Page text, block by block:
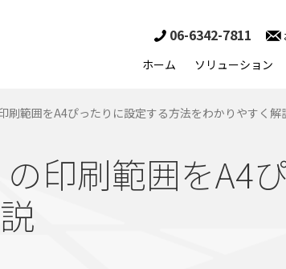
ホーム ソリューション
06-6342-7811
刷範囲をA4ぴったりに設定する方法をわかりやすく解
印刷範囲をA4